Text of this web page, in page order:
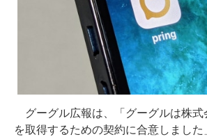
グーグル広報は、「グーグルは株式
を取得するための契約に合意しました